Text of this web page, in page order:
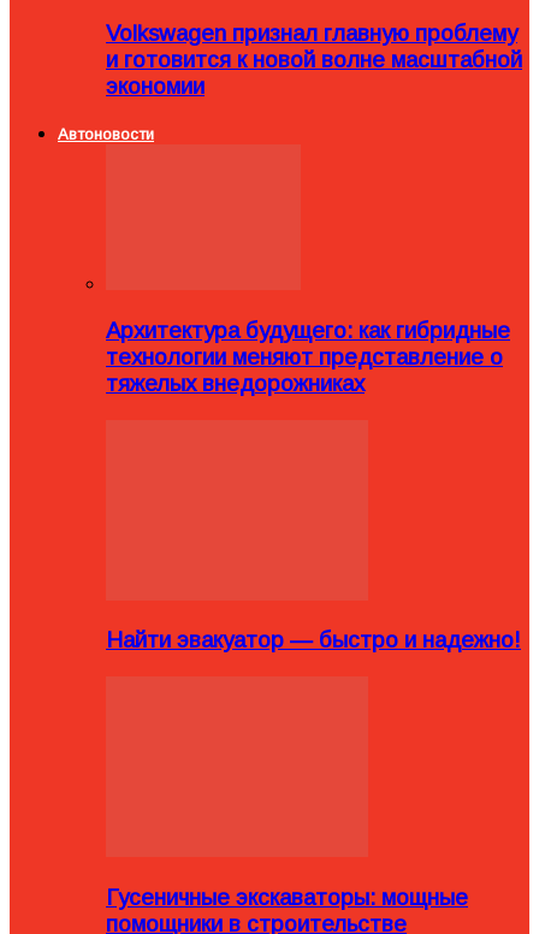
Volkswagen признал главную проблему
и готовится к новой волне масштабной
экономии
Автоновости
Архитектура будущего: как гибридные
технологии меняют представление о
тяжелых внедорожниках
Найти эвакуатор — быстро и надежно!
Гусеничные экскаваторы: мощные
помощники в строительстве